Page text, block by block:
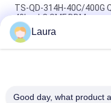
TS-QD-314H-40C/400G
40km LC SMF DDM
SFP-10G-LR-C, Huawei
10 km, LC
SFP-10G-SR, Cisco
Laura
Good day, what product